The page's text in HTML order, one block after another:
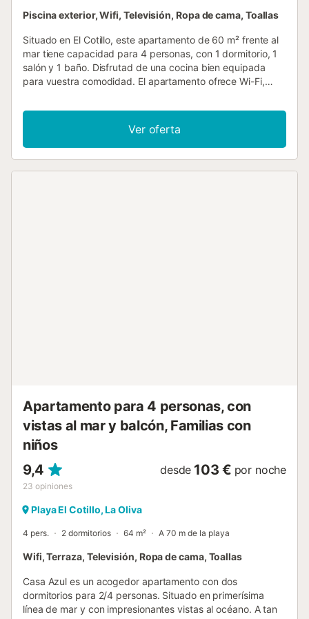
Piscina exterior, Wifi, Televisión, Ropa de cama, Toallas
Situado en El Cotillo, este apartamento de 60 m² frente al
mar tiene capacidad para 4 personas, con 1 dormitorio, 1
salón y 1 baño. Disfrutad de una cocina bien equipada
para vuestra comodidad. El apartamento ofrece Wi-Fi,
para teletrabajo. Salid a vuestra terraza privada sin cubrir
para relajaros con vistas a la montaña y el entorno
marítimo. Podéis aparcar en la calle y hay transporte
público disponible cerca. La playa está a pocos pasos del
Ver oferta
Apartamento para 4 personas, con
vistas al mar y balcón, Familias con
niños
9,4
23 opiniones
desde 103 € por noche
Playa El Cotillo, La Oliva
4 pers. 2 dormitorios 64 m² A 70 m de la playa
Wifi, Terraza, Televisión, Ropa de cama, Toallas
Casa Azul es un acogedor apartamento con dos
dormitorios para 2/4 personas. Situado en primerísima
línea de mar y con impresionantes vistas al océano. A tan